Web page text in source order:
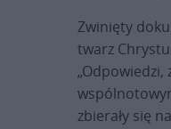
Zwinięty
twarz
zbierały się